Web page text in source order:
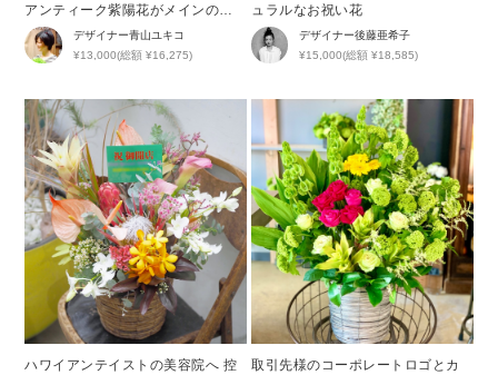
アンティーク紫陽花がメインの開
店祝い花デザイナー青山ユキコ
¥13,000(総額 ¥16,275)
ュラルなお祝い花
デザイナー後藤亜希子
¥15,000(総額 ¥18,585)
ハワイアンテイストの美容院へ 控
取引先様のコーポレートロゴとカ